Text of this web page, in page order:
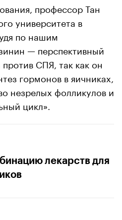
профессор Тан
университета в
по нашим
— перспективный
против СПЯ, так как он
гормонов в яичниках,
незрелых фолликулов и
цикл».
лекарств для